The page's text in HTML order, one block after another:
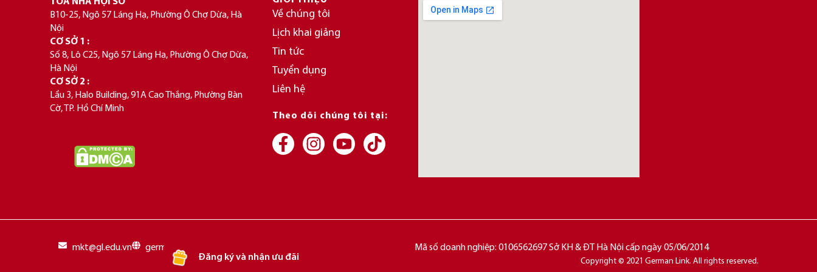
B10-25, Ngõ 57 Láng Hạ, Phường Ô Chợ Dừa, Hà
Nội
CƠ SỞ 1 :
Số 8, Lô C25, Ngõ 57 Láng Hạ, Phường Ô Chợ Dừa,
Hà Nội
CƠ SỞ 2 :
Lầu 3, Halo Building, 91A Cao Thắng, Phường Bàn
Cờ, TP. Hồ Chí Minh
Về chúng tôi
Lịch khai giảng
Tin tức
Tuyển dụng
Liên hệ
Theo dõi chúng tôi tại:
mkt@gl.edu.vn germanlink.vn Mã số doanh nghiệp: 0106562697 Sở KH & ĐT Hà Nội cấp ngày 05/06/2014
Copyright © 2021 German Link. All rights reserved.
Đăng ký và nhận ưu đãi